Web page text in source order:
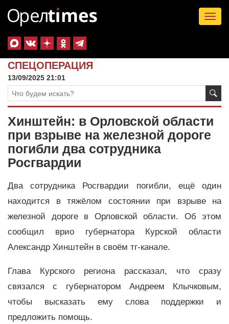
СПЕЦОПЕРАЦИЯ
13/09/2025 21:01
Хинштейн: в Орловской области
при взрыве на железной дороге
погибли два сотрудника
Росгвардии
Два сотрудника Росгвардии погибли, ещё один
находится в тяжёлом состоянии при взрыве на
железной дороге в Орловской области. Об этом
сообщил врио губернатора Курской области
Александр Хинштейн в своём тг-канале.
Глава Курского региона рассказал, что сразу
связался с губернатором Андреем Клычковым,
чтобы высказать ему слова поддержки и
предложить помощь.